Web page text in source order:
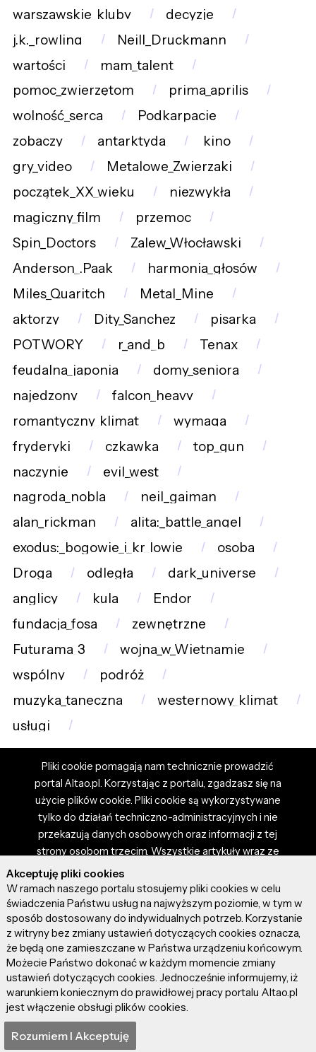
warszawskie_kluby
decyzje
j.k._rowling
Neill_Druckmann
wartości
mam_talent
pomoc_zwierzętom
prima_aprilis
wolność_serca
Podkarpacie
zobaczy
antarktyda
kino
gry_video
Metalowe_Zwierzaki
początek_XX_wieku
niezwykła
magiczny_film
przemoc
Spin_Doctors
Zalew_Włocławski
Anderson_.Paak
harmonia_głosów
Miles_Quaritch
Metal_Mine
aktorzy
Dity_Sanchez
pisarka
POTWORY
r_and_b
Tenax
feudalna_japonia
domy_seniora
najedzony
falcon_heavy
romantyczny_klimat
wymaga
fryderyki
czkawka
top_gun
naczynie
evil_west
nagroda_nobla
neil_gaiman
alan_rickman
alita:_battle_angel
exodus:_bogowie_i_kr_lowie
osoba
Droga
odległa
dark_universe
anglicy
kula
Endor
fundacja_fosa
zewnętrzne
Futurama_3
wojna_w_Wietnamie
wspólny
podróż
muzyka_taneczna
westernowy_klimat
usługi
Pliki cookie pomagają nam technicznie prowadzić
portal Altao.pl. Korzystając z portalu, zgadzasz się na
użycie plików cookie. Pliki cookie są wykorzystywane
tylko do działań techniczno-administracyjnych i nie
przekazują danych osobowych oraz informacji z tej
strony osobom trzecim. Wszystkie artykuły wraz ze
zdjęciami i materiałami dostępnymi na portalu są
własnością użytkowników. Administrator i właściciel
portalu nie ponosi odpowiedzialności za tresci
prezentowane przez autorów artykułów. Dodając
artykuł, zgadzasz się z regulaminem portalu oraz
ponosisz odpowiedzialność za wszystkie materiały
umieszczone przez Ciebie na stronie altao.pl.
Szczegóły dostępne w regulaminie portalu.
© 2026 altao.pl. Wszystkie prawa zastrzeżone.
Akceptuję pliki cookies
W ramach naszego portalu stosujemy pliki cookies w celu
świadczenia Państwu usług na najwyższym poziomie, w tym w
sposób dostosowany do indywidualnych potrzeb. Korzystanie
z witryny bez zmiany ustawień dotyczących cookies oznacza,
że będą one zamieszczane w Państwa urządzeniu końcowym.
Możecie Państwo dokonać w każdym momencie zmiany
ustawień dotyczących cookies. Jednocześnie informujemy, iż
warunkiem koniecznym do prawidłowej pracy portalu Altao.pl
jest włączenie obsługi plików cookies.
Rozumiem I Akceptuję